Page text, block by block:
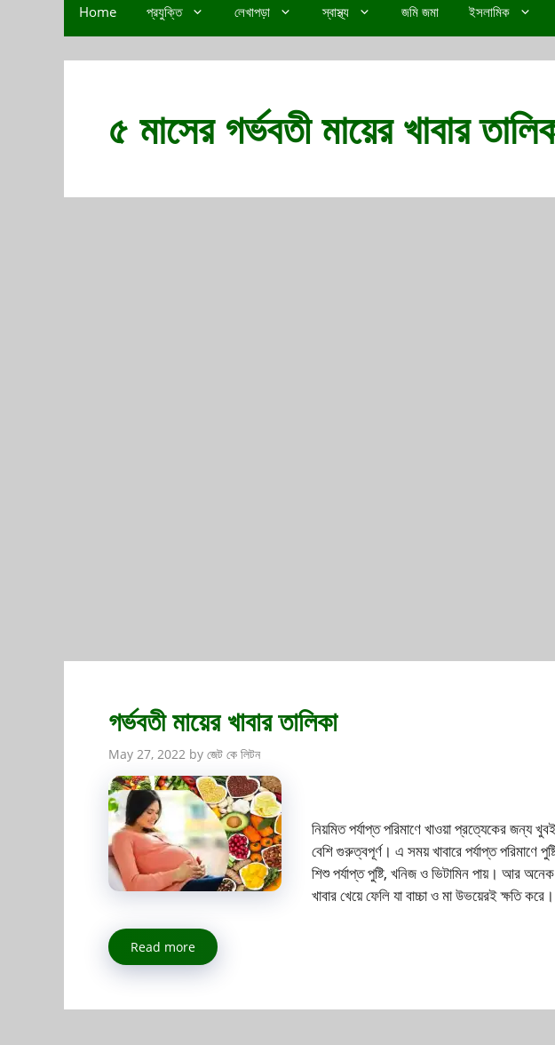
Home প্রযুক্তি লেখাপড়া স্বাস্থ্য জমি জমা ইসলামিক
৫ মাসের গর্ভবতী মায়ের খাবার
গর্ভবতী মায়ের খাবার তালিকা
May 27, 2022 by জেট কে লিটন
নিয়মিত পর্যাপ্ত পরিমাণে খাওয়া প্রত্যেকের জন্য
বেশি গুরুত্বপূর্ণ। এ সময় খাবারে পর্যাপ্ত পরিমাণে
শিশু পর্যাপ্ত পুষ্টি, খনিজ ও ভিটামিন পায়। আর
খাবার খেয়ে ফেলি যা বাচ্চা ও মা উভয়েরই ক্ষতি
Read more